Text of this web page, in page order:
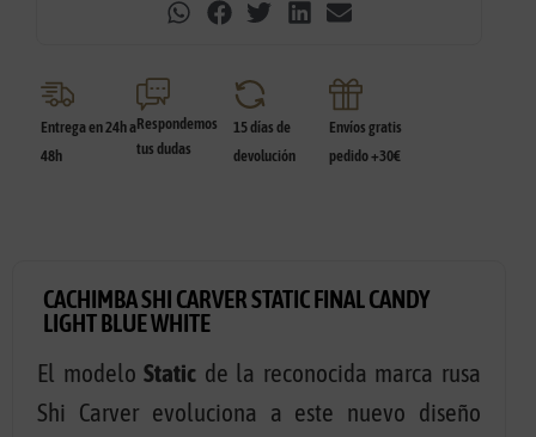
Entrega en 24h a
48h
Respondemos
tus dudas
15 días de
devolución
Envíos gratis
pedido +30€
CACHIMBA SHI CARVER STATIC FINAL CANDY
LIGHT BLUE WHITE
El modeloStatic de la reconocida marca rusa
Shi Carver evoluciona a este nuevo diseño